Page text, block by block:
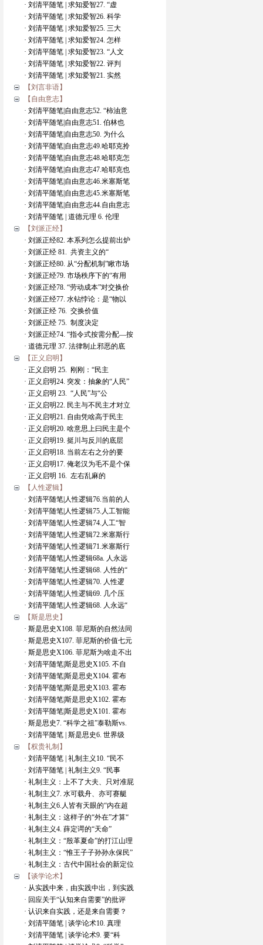
· 刘清平随笔 | 求知爱智27. “虚
· 刘清平随笔 | 求知爱智26. 科学
· 刘清平随笔 | 求知爱智25. 三大
· 刘清平随笔 | 求知爱智24. 怎样
· 刘清平随笔 | 求知爱智23. “人文
· 刘清平随笔 | 求知爱智22. 评判
· 刘清平随笔 | 求知爱智21. 实然
【刘言非语】
【自由意志】
· 刘清平随笔|自由意志52. “柿油意
· 刘清平随笔|自由意志51. 伯林也
· 刘清平随笔|自由意志50. 为什么
· 刘清平随笔|自由意志49.哈耶克拎
· 刘清平随笔|自由意志48.哈耶克怎
· 刘清平随笔|自由意志47.哈耶克也
· 刘清平随笔|自由意志46.米塞斯笔
· 刘清平随笔|自由意志45.米塞斯笔
· 刘清平随笔|自由意志44.自由意志
· 刘清平随笔 | 道德元理 6. 伦理
【刘派正经】
· 刘派正经82. 本系列怎么提前出炉
· 刘派正经 81. 共资主义的“
· 刘派正经80. 从“分配机制”瞅市场
· 刘派正经79. 市场秩序下的“有用
· 刘派正经78. “劳动成本”对交换价
· 刘派正经77. 水钻悖论：是“物以
· 刘派正经 76. 交换价值
· 刘派正经 75. 制度决定
· 刘派正经74. “指令式按需分配—按
· 道德元理 37. 法律制止邪恶的底
【正义启明】
· 正义启明 25. 刚刚：“民主
· 正义启明24. 突发：抽象的“人民”
· 正义启明 23. “人民”与“公
· 正义启明22. 民主与不民主才对立
· 正义启明21. 自由凭啥高于民主
· 正义启明20. 啥意思上曰民主是个
· 正义启明19. 挺川与反川的底层
· 正义启明18. 当前左右之分的要
· 正义启明17. 俺老汉为毛不是个保
· 正义启明 16. 左右乱麻的
【人性逻辑】
· 刘清平随笔|人性逻辑76.当前的人
· 刘清平随笔|人性逻辑75.人工智能
· 刘清平随笔|人性逻辑74.人工“智
· 刘清平随笔|人性逻辑72.米塞斯行
· 刘清平随笔|人性逻辑71.米塞斯行
· 刘清平随笔|人性逻辑68a. 人永远
· 刘清平随笔|人性逻辑68. 人性的“
· 刘清平随笔|人性逻辑70. 人性逻
· 刘清平随笔|人性逻辑69. 几个压
· 刘清平随笔|人性逻辑68. 人永远“
【斯是思史】
· 斯是思史X108. 菲尼斯的自然法同
· 斯是思史X107. 菲尼斯的价值七元
· 斯是思史X106. 菲尼斯为啥走不出
· 刘清平随笔|斯是思史X105. 不自
· 刘清平随笔|斯是思史X104. 霍布
· 刘清平随笔|斯是思史X103. 霍布
· 刘清平随笔|斯是思史X102. 霍布
· 刘清平随笔|斯是思史X101. 霍布
· 斯是思史7. “科学之祖”泰勒斯vs.
· 刘清平随笔 | 斯是思史6. 世界级
【权贵礼制】
· 刘清平随笔 | 礼制主义10. “民不
· 刘清平随笔 | 礼制主义9. “民事
· 礼制主义：上不了大夫、只对准屁
· 礼制主义7. 水可载舟、亦可赛艇
· 礼制主义6.人皆有天眼的“内在超
· 礼制主义：这样子的“外在”才算“
· 礼制主义4. 薛定谔的“天命”
· 礼制主义：“殷革夏命”的打江山理
· 礼制主义：“惟王子子孙孙永保民”
· 礼制主义：古代中国社会的新定位
【谈学论术】
· 从实践中来，由实践中出，到实践
· 回应关于“认知来自需要”的批评
· 认识来自实践，还是来自需要？
· 刘清平随笔 | 谈学论术10. 真理
· 刘清平随笔 | 谈学论术9. 要“科